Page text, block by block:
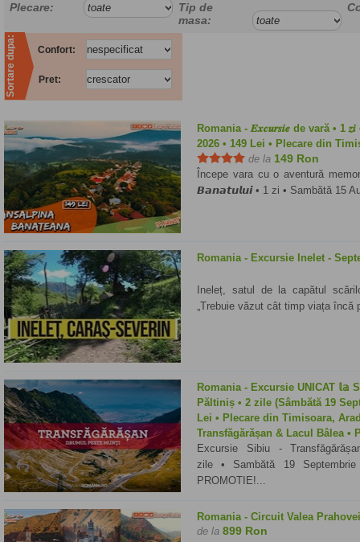
Plecare:
Tip de
masa:
Sortare dupa: Confort:
Pret:
Romania - 𝑬𝒙𝒄𝒖𝒓𝒔𝒊𝒆 de vară • 1
2026 • 149 Lei • Plecare din
de la 149 Ron
Începe vara cu o aventură
𝘽𝙖𝙣𝙖𝙩𝙪𝙡𝙪𝙞 • 1 zi • Sambătă 15
Romania - Excursie Inelet -
Ineleț, satul de la capătul
„Trebuie văzut cât timp viața încă
Romania - Excursie UNICAT 𝕝𝕒
Păltiniș • 2 zile (Sâmbătă 19
Lei • Plecare din Timisoara,
Transfăgărășan & Lacul Bâlea •
Excursie Sibiu -
zile • Sambătă 19
PROMOTIE!...
Romania - Circuit Valea
de la 899 Ron